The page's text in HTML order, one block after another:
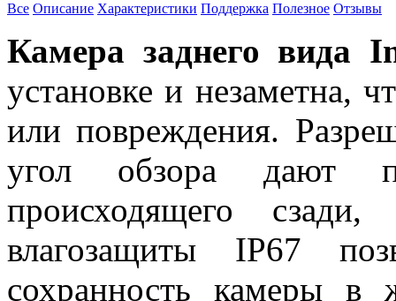
Все Описание Характеристики Поддержка Полезное Отзывы
Камера заднего вида
установке и незаметна,
или повреждения.
угол обзора дают
происходящего
влагозащиты IP67
сохранность камеры в